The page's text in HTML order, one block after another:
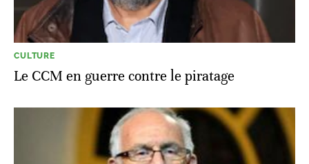
CULTURE
Le CCM en guerre contre le piratage